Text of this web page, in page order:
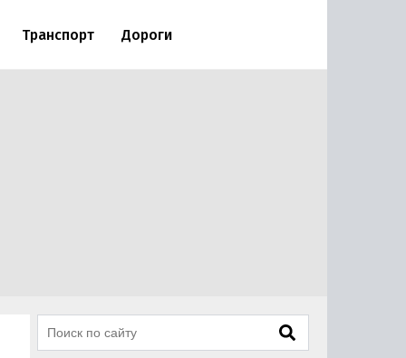
Транспорт Дороги